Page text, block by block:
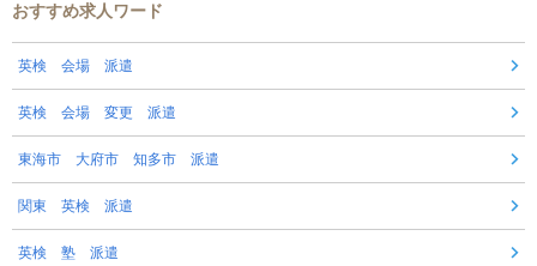
おすすめ求人ワード
英検 会場 派遣
英検 会場 変更 派遣
東海市 大府市 知多市 派遣
関東 英検 派遣
英検 塾 派遣